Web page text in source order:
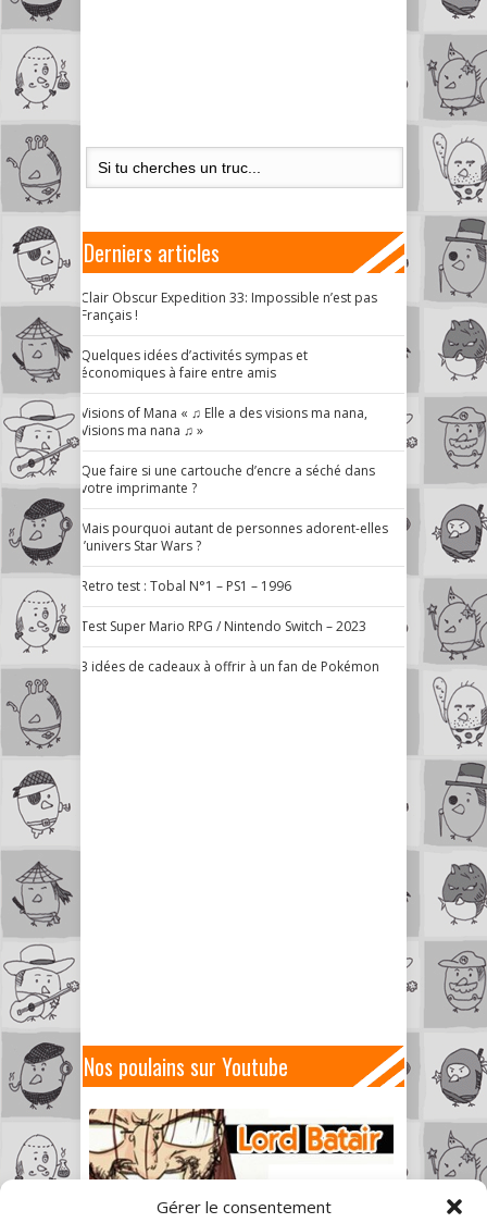
Gérer le consentement
Derniers articles
Clair Obscur Expedition 33: Impossible n’est pas
Français !
Quelques idées d’activités sympas et
économiques à faire entre amis
Visions of Mana « ♫ Elle a des visions ma nana,
Visions ma nana ♫ »
Que faire si une cartouche d’encre a séché dans
votre imprimante ?
Mais pourquoi autant de personnes adorent-elles
l’univers Star Wars ?
Retro test : Tobal N°1 – PS1 – 1996
Test Super Mario RPG / Nintendo Switch – 2023
3 idées de cadeaux à offrir à un fan de Pokémon
Nos poulains sur Youtube